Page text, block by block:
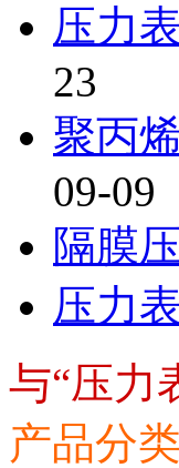
压力
23
聚丙
09-09
隔膜
压力
与“压力
产品分类